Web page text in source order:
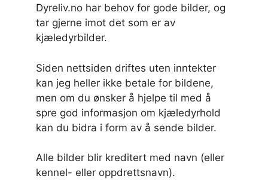
Dyreliv.no har behov for gode bilder, og
tar gjerne imot det som er av
kjæledyrbilder.
Siden nettsiden driftes uten inntekter
kan jeg heller ikke betale for bildene,
men om du ønsker å hjelpe til med å
spre god informasjon om kjæledyrhold
kan du bidra i form av å sende bilder.
Alle bilder blir kreditert med navn (eller
kennel- eller oppdrettsnavn).